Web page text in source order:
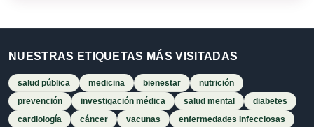
NUESTRAS ETIQUETAS MÁS VISITADAS
salud pública medicina bienestar
nutrición
prevención
investigación médica salud mental
diabetes
cardiología
cáncer vacunas
enfermedades infecciosas